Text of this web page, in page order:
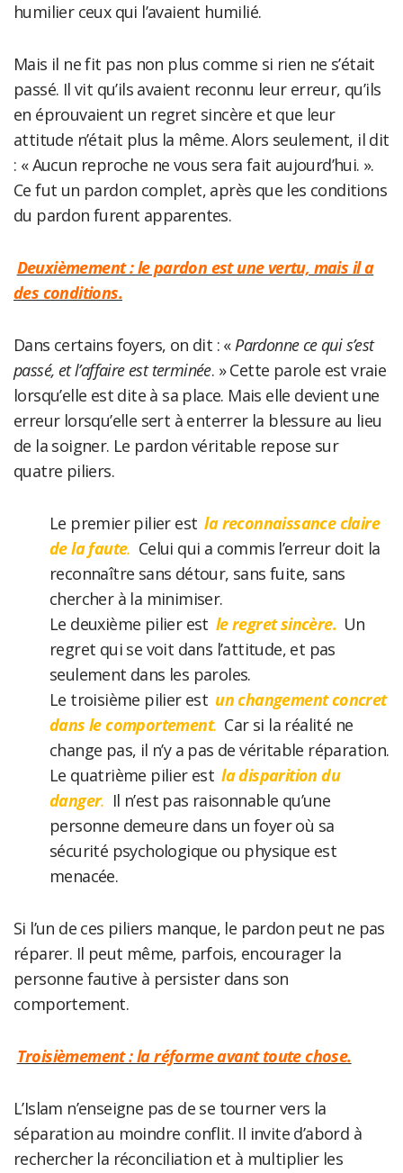
humilier ceux qui l’avaient humilié.
Mais il ne fit pas non plus comme si rien ne s’était
passé. Il vit qu’ils avaient reconnu leur erreur, qu’ils
en éprouvaient un regret sincère et que leur
attitude n’était plus la même. Alors seulement, il dit
: « Aucun reproche ne vous sera fait aujourd’hui. ».
Ce fut un pardon complet, après que les conditions
du pardon furent apparentes.
Deuxièmement : le pardon est une vertu, mais il a
des conditions.
Dans certains foyers, on dit : «Pardonne ce qui s’est
passé, et l’affaire est terminée. » Cette parole est vraie
lorsqu’elle est dite à sa place. Mais elle devient une
erreur lorsqu’elle sert à enterrer la blessure au lieu
de la soigner. Le pardon véritable repose sur
quatre piliers.
Le premier pilier est la reconnaissance claire
de la faute. Celui qui a commis l’erreur doit la
reconnaître sans détour, sans fuite, sans
chercher à la minimiser.
Le deuxième pilier est le regret sincère. Un
regret qui se voit dans l’attitude, et pas
seulement dans les paroles.
Le troisième pilier est un changement concret
dans le comportement. Car si la réalité ne
change pas, il n’y a pas de véritable réparation.
Le quatrième pilier est la disparition du
danger. Il n’est pas raisonnable qu’une
personne demeure dans un foyer où sa
sécurité psychologique ou physique est
menacée.
Si l’un de ces piliers manque, le pardon peut ne pas
réparer. Il peut même, parfois, encourager la
personne fautive à persister dans son
comportement.
Troisièmement : la réforme avant toute chose.
L’Islam n’enseigne pas de se tourner vers la
séparation au moindre conflit. Il invite d’abord à
rechercher la réconciliation et à multiplier les